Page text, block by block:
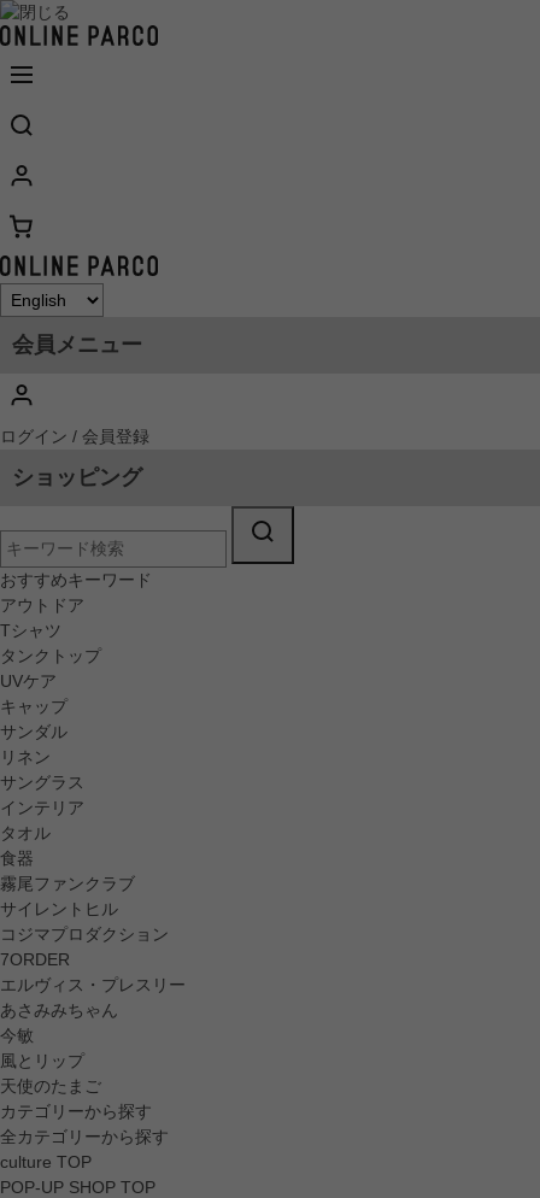
会員メニュー
ログイン / 会員登録
ショッピング
おすすめキーワード
アウトドア
Tシャツ
タンクトップ
UVケア
キャップ
サンダル
リネン
サングラス
インテリア
タオル
食器
霧尾ファンクラブ
サイレントヒル
コジマプロダクション
7ORDER
エルヴィス・プレスリー
あさみみちゃん
今敏
風とリップ
天使のたまご
カテゴリーから探す
全カテゴリーから探す
culture TOP
POP-UP SHOP TOP